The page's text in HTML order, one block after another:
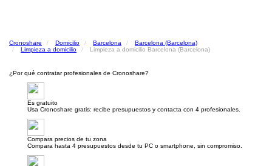
Cronoshare Domicilio Barcelona
Barcelona (Barcelona)
Limpieza a domicilio
Limpieza a domicilio Barcelona (Barcelona)
¿Por qué contratar profesionales de Cronoshare?
Es gratuito
Usa Cronoshare gratis: recibe presupuestos y contacta con 4 profesionales.
Compara precios de tu zona
Compara hasta 4 presupuestos desde tu PC o smartphone, sin compromiso.